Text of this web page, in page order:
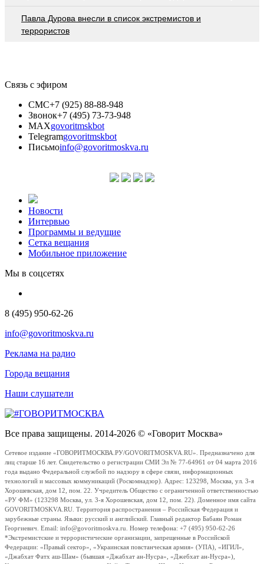
Павла Дурова внесли в список экстремистов и
террористов
Связь с эфиром
СМС+7 (925) 88-88-948
Звонок+7 (495) 73-73-948
MAXgovoritmskbot
Telegramgovoritmskbot
Письмоinfo@govoritmoskva.ru
Новости
Интервью
Программы и ведущие
Сетка вещания
Мобильное приложение
Мы в соцсетях
8 (495) 950-62-26
info@govoritmoskva.ru
Реклама на радио
Города вещания
Наши слушатели
Все права защищены. 2014-2026 © «Говорит Москва»
Сетевое издание «ГОВОРИТМОСКВА.РУ/GOVORITMOSKVA.RU». Предназначено для
лиц старше 16 лет. Свидетельство о регистрации СМИ Эл № 77-64961 от 04 марта 2016
года выдано Федеральной службой по надзору в сфере связи, информационных
технологий и массовых коммуникаций (Роскомнадзор). Адрес: 123298, Москва, ул. 3-я
Хорошевская, дом 12, пом. 22. Учредитель Общество с ограниченной ответственностью
«РУ ФМ» (123298 Москва, ул. 3-я Хорошевская, дом 12, пом. 22). Доменное имя сайта
GOVORITMOSKVA.RU. Территория распространения – Российская Федерация и
зарубежные страны. Языки: русский и английский. Главный редактор Бабаян Роман
Георгиевич. Email: info@govoritmoskva.ru. Номер телефона: +7 (495) 950-62-26
*Экстремистские и террористические организации, запрещенные в Российской
Федерации: «Правый сектор», «Украинская повстанческая армия» (УПА), «ИГИЛ»,
«Джабхат Фатх аш-Шам» (бывшая «Джабхат ан-Нусра», «Джебхат ан-Нусра»),